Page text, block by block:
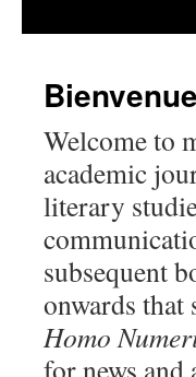
Welcome to
academic
literary
subsequent
onwards
Homo
for news and